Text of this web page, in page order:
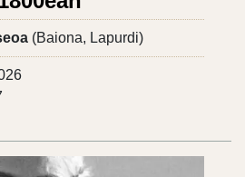
(Baiona, Lapurdi)